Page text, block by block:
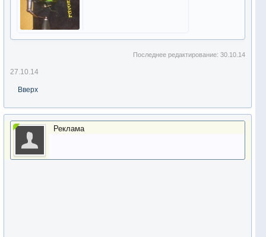
Последнее редактирование:30.10.14
27.10.14
Вверх
Реклама